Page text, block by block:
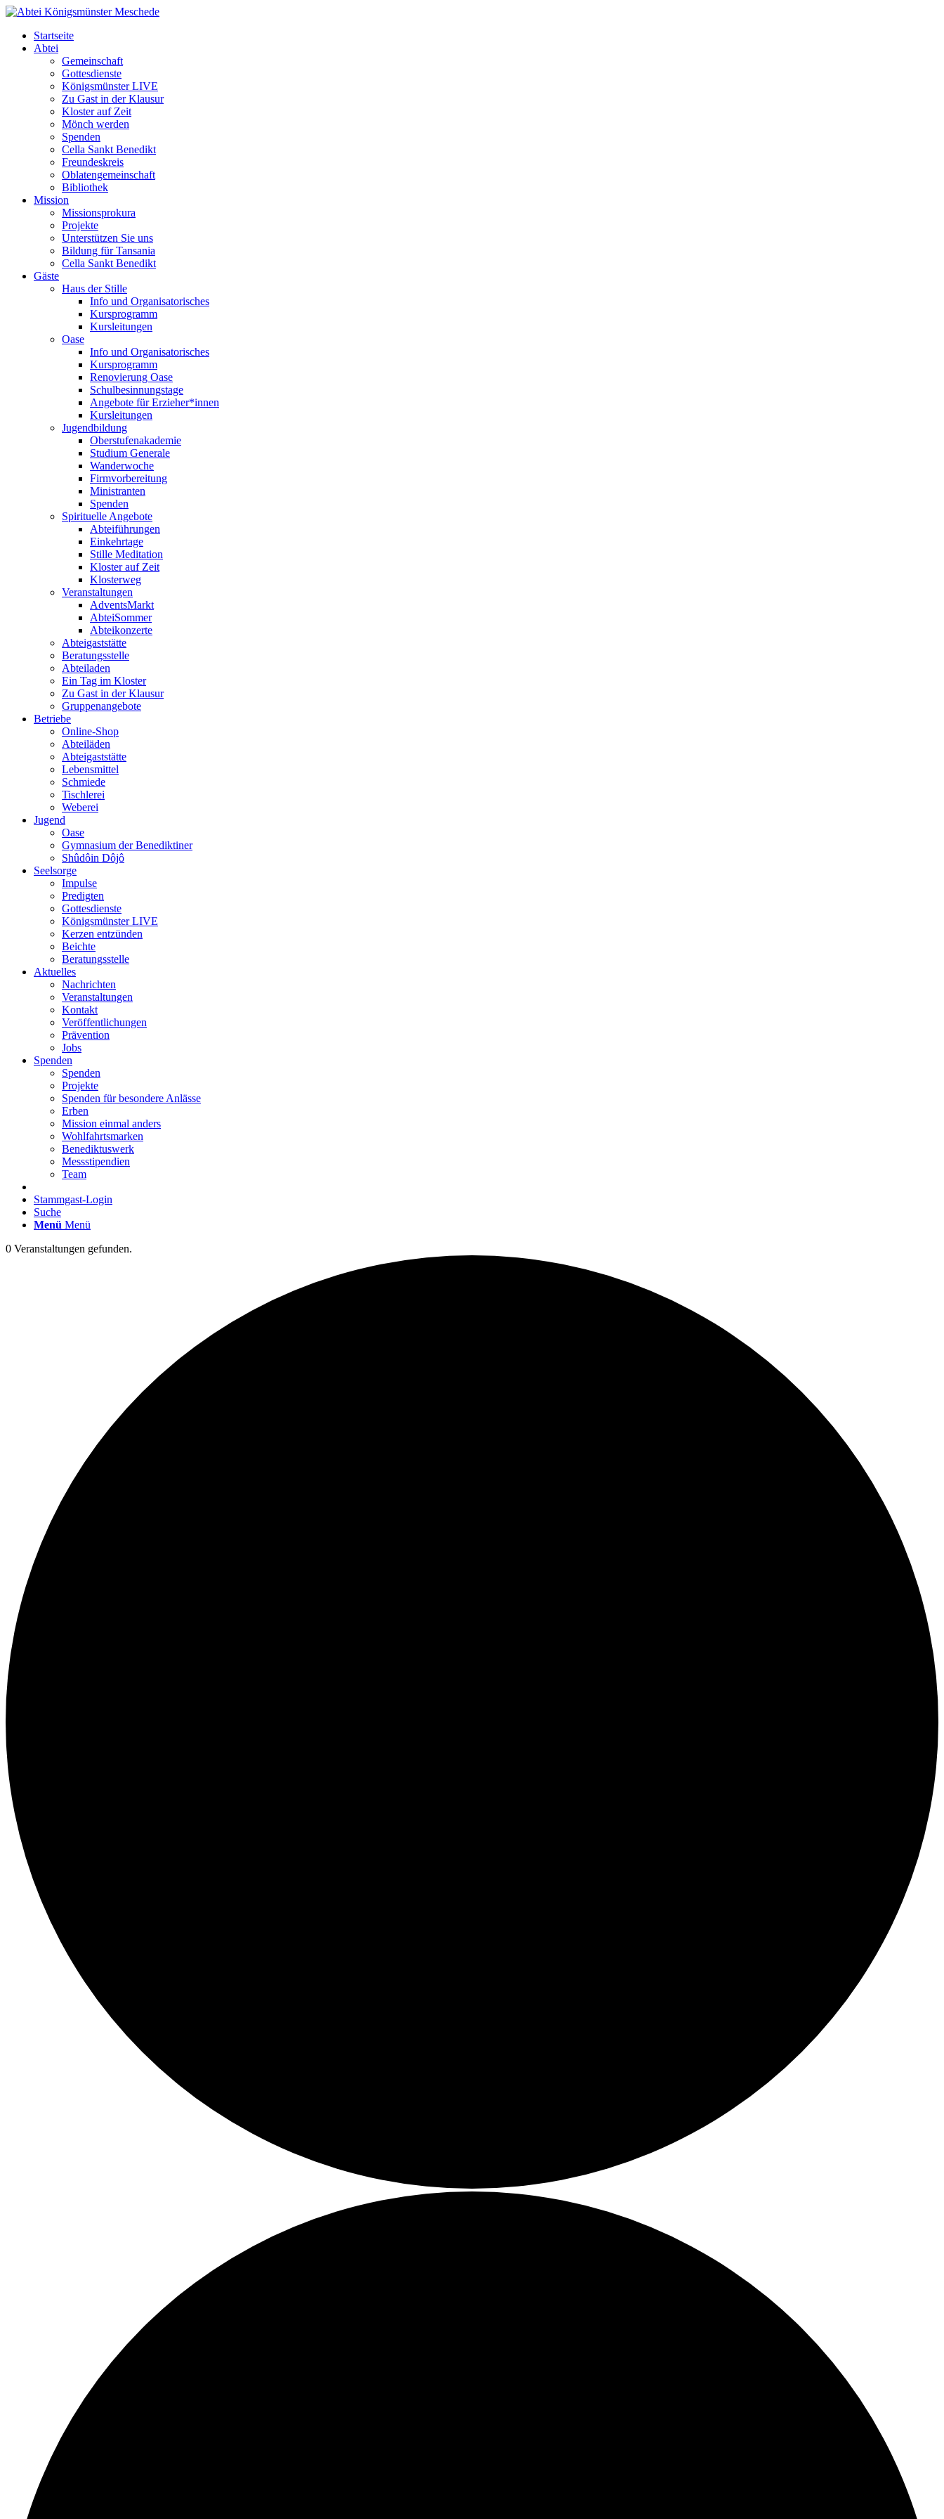
Startseite
Abtei
Gemeinschaft
Gottesdienste
Königsmünster LIVE
Zu Gast in der Klausur
Kloster auf Zeit
Mönch werden
Spenden
Cella Sankt Benedikt
Freundeskreis
Oblatengemeinschaft
Bibliothek
Mission
Missionsprokura
Projekte
Unterstützen Sie uns
Bildung für Tansania
Cella Sankt Benedikt
Gäste
Haus der Stille
Info und Organisatorisches
Kursprogramm
Kursleitungen
Oase
Info und Organisatorisches
Kursprogramm
Renovierung Oase
Schulbesinnungstage
Angebote für Erzieher*innen
Kursleitungen
Jugendbildung
Oberstufenakademie
Studium Generale
Wanderwoche
Firmvorbereitung
Ministranten
Spenden
Spirituelle Angebote
Abteiführungen
Einkehrtage
Stille Meditation
Kloster auf Zeit
Klosterweg
Veranstaltungen
AdventsMarkt
AbteiSommer
Abteikonzerte
Abteigaststätte
Beratungsstelle
Abteiladen
Ein Tag im Kloster
Zu Gast in der Klausur
Gruppenangebote
Betriebe
Online-Shop
Abteiläden
Abteigaststätte
Lebensmittel
Schmiede
Tischlerei
Weberei
Jugend
Oase
Gymnasium der Benediktiner
Shûdôin Dôjô
Seelsorge
Impulse
Predigten
Gottesdienste
Königsmünster LIVE
Kerzen entzünden
Beichte
Beratungsstelle
Aktuelles
Nachrichten
Veranstaltungen
Kontakt
Veröffentlichungen
Prävention
Jobs
Spenden
Spenden
Projekte
Spenden für besondere Anlässe
Erben
Mission einmal anders
Wohlfahrtsmarken
Benediktuswerk
Messstipendien
Team
Stammgast-Login
Suche
Menü Menü
0 Veranstaltungen gefunden.